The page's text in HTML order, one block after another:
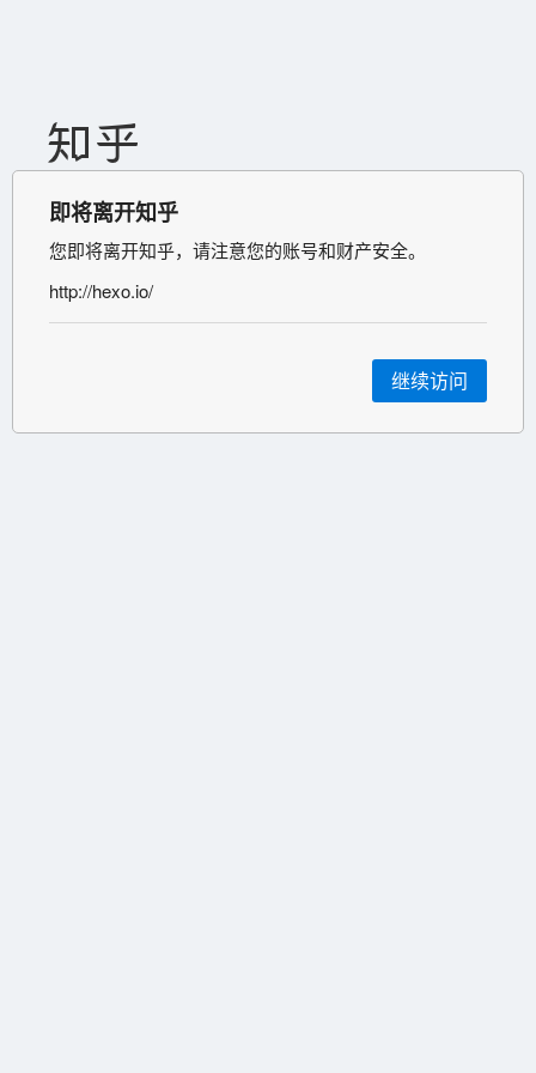
即将离开知乎
您即将离开知乎，请注意您的账号和财产安全。
http://hexo.io/
继续访问